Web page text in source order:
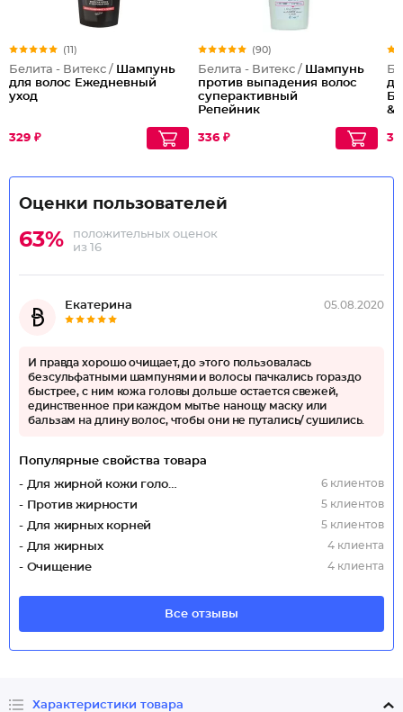
(11)
Белита - Витекс / Шампунь
для волос Ежедневный
уход
329 ₽
(90)
Белита - Витекс / Шампунь
против выпадения волос
суперактивный
Репейник
336 ₽
&
Оценки пользователей
63%
положительных оценок
из 16
Екатерина 05.08.2020
И правда хорошо очищает, до этого пользовалась
безсульфатными шампунями и волосы пачкались гораздо
быстрее, с ним кожа головы дольше остается свежей,
единственное при каждом мытье нанощу маску или
бальзам на длину волос, чтобы они не путались/ сушились.
Популярные свойства товара
- Для жирной кожи головы
6 клиентов
- Против жирности 5 клиентов
- Для жирных корней 5 клиентов
- Для жирных 4 клиента
- Очищение 4 клиента
Все отзывы
Характеристики товара